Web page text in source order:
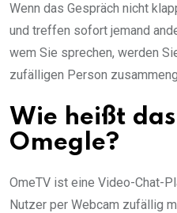
Wenn das Gespräch nicht
und treffen sofort jemand
wem Sie sprechen, werden
zufälligen Person
Wie heißt
Omegle?
OmeTV ist eine Video-Chat-
Nutzer per Webcam zufällig